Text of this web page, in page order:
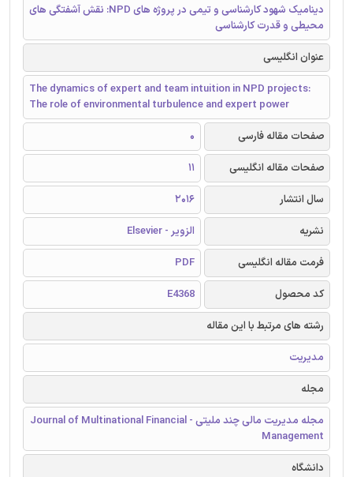
دینامیک شهود کارشناسی و تیمی در پروژه های NPD: نقش آشفتگی های
محیطی و قدرت کارشناسی
عنوان انگلیسی
The dynamics of expert and team intuition in NPD projects:
The role of environmental turbulence and expert power
صفحات مقاله فارسی
0
صفحات مقاله انگلیسی
11
سال انتشار
2016
نشریه
الزویر - Elsevier
فرمت مقاله انگلیسی
PDF
کد محصول
E4368
رشته های مرتبط با این مقاله
مدیریت
مجله
مجله مدیریت مالی چند ملیتی - Journal of Multinational Financial
Management
دانشگاه